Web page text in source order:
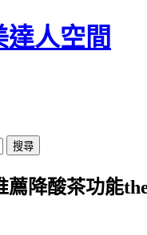
人空間
薦降酸茶功能